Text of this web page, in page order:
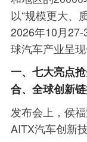
以“规模更大、
2026年10月
球汽车产业呈
一、七大亮点
合、全球创新
发布会上，侯
AITX汽车创新